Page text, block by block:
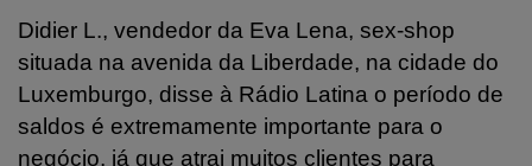
Didier L., vendedor da Eva Lena, sex-shop
situada na avenida da Liberdade, na cidade do
Luxemburgo, disse à Rádio Latina o período de
saldos é extremamente importante para o
negócio, já que atrai muitos clientes para